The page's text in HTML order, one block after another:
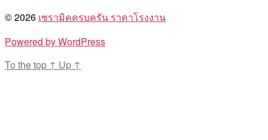
© 2026 เซรามิคครบครัน ราคาโรงงาน
Powered by WordPress
To the top ↑ Up ↑